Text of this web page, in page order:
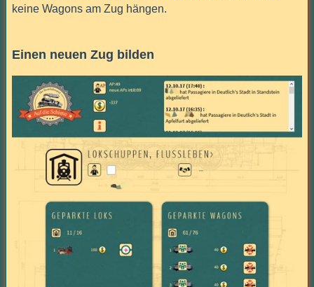
keine Wagons am Zug hängen.
Einen neuen Zug bilden